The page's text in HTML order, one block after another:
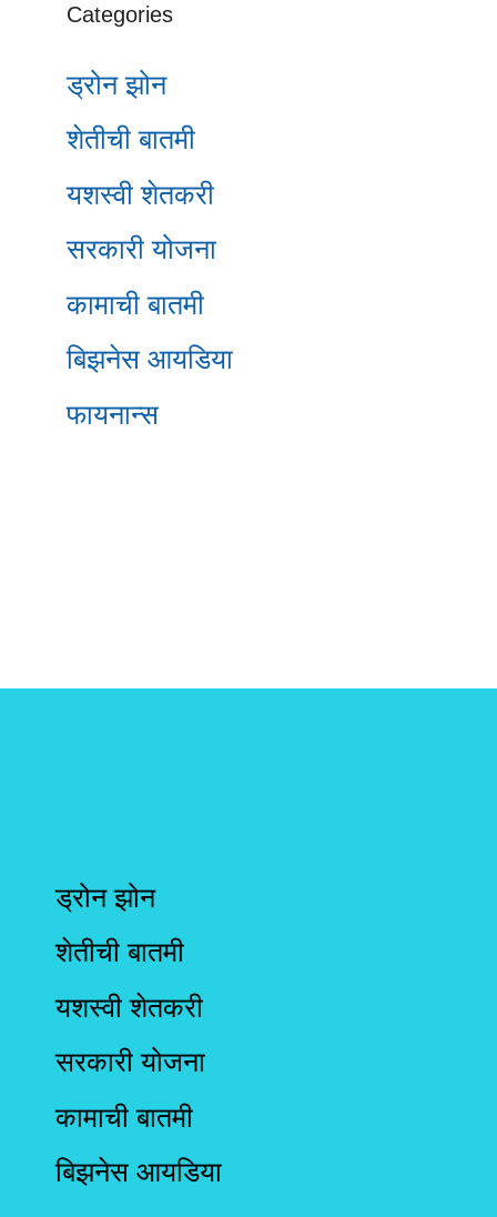
Categories
ड्रोन झोन
शेतीची बातमी
यशस्वी शेतकरी
सरकारी योजना
कामाची बातमी
बिझनेस आयडिया
फायनान्स
ड्रोन झोन
शेतीची बातमी
यशस्वी शेतकरी
सरकारी योजना
कामाची बातमी
बिझनेस आयडिया